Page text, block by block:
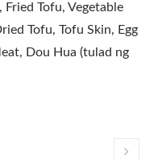
Fried Tofu, Vegetable
Tofu, Tofu Skin, Egg
Dou Hua (tulad ng